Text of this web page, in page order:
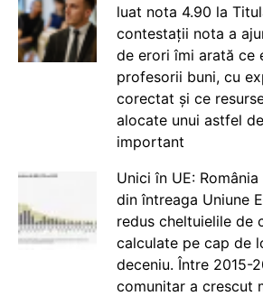
luat nota 4.90 la
contestații nota a
de erori îmi arată ce
profesorii buni, cu
corectat și ce
alocate unui astfel
important
Unici în UE:
din întreaga Uniune
redus cheltuielile de
calculate pe cap de
deceniu. Între 2015-
comunitar a crescut